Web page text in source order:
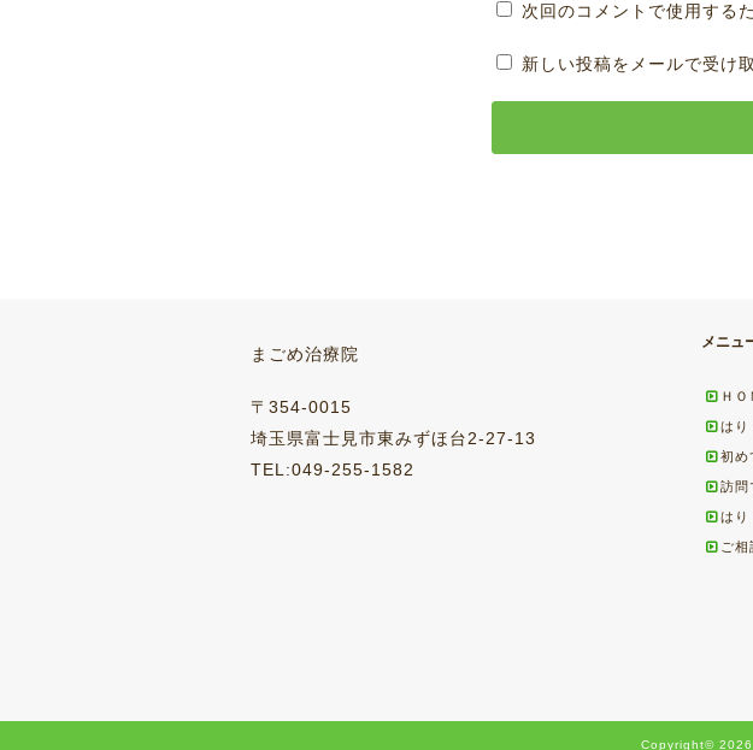
次回のコメントで使用する
新しい投稿をメールで受け
まごめ治療院
〒354-0015
埼玉県富士見市東みずほ台2-27-13
TEL:049-255-1582
メニュ
ＨＯ
はり
初め
訪問
はり
ご
Copyright© 2026